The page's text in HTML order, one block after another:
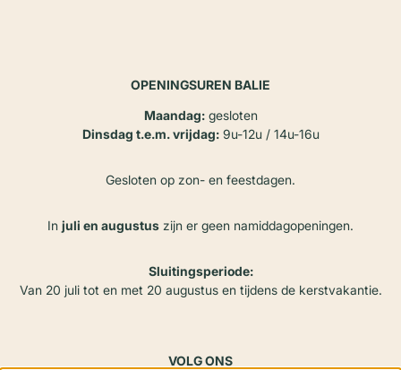
OPENINGSUREN BALIE
Maandag:gesloten
Dinsdag t.e.m. vrijdag:9u-12u / 14u-16u
Gesloten op zon- en feestdagen.
In juli en augustus zijn er geen namiddagopeningen.
Sluitingsperiode:
Van 20 juli tot en met 20 augustus en tijdens de kerstvakantie.
VOLG ONS